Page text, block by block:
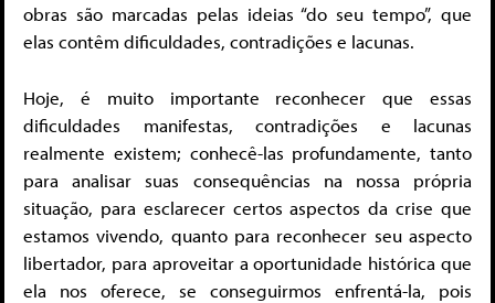
obras são marcadas pelas ideias “do seu tempo”, que
elas contêm dificuldades, contradições e lacunas.
Hoje, é muito importante reconhecer que essas
dificuldades manifestas, contradições e lacunas
realmente existem; conhecê-las profundamente, tanto
para analisar suas consequências na nossa própria
situação, para esclarecer certos aspectos da crise que
estamos vivendo, quanto para reconhecer seu aspecto
libertador, para aproveitar a oportunidade histórica que
ela nos oferece, se conseguirmos enfrentá-la, pois